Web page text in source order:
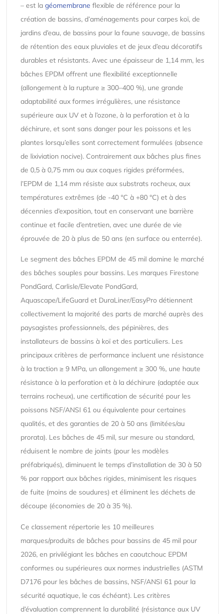
– est la géomembrane flexible de référence pour la
création de bassins, d’aménagements pour carpes koï, de
jardins d’eau, de bassins pour la faune sauvage, de bassins
de rétention des eaux pluviales et de jeux d’eau décoratifs
durables et résistants. Avec une épaisseur de 1,14 mm, les
bâches EPDM offrent une flexibilité exceptionnelle
(allongement à la rupture ≥ 300–400 %), une grande
adaptabilité aux formes irrégulières, une résistance
supérieure aux UV et à l’ozone, à la perforation et à la
déchirure, et sont sans danger pour les poissons et les
plantes lorsqu’elles sont correctement formulées (absence
de lixiviation nocive). Contrairement aux bâches plus fines
de 0,5 à 0,75 mm ou aux coques rigides préformées,
l’EPDM de 1,14 mm résiste aux substrats rocheux, aux
températures extrêmes (de -40 °C à +80 °C) et à des
décennies d’exposition, tout en conservant une barrière
continue et facile d’entretien, avec une durée de vie
éprouvée de 20 à plus de 50 ans (en surface ou enterrée).
Le segment des bâches EPDM de 45 mil domine le marché
des bâches souples pour bassins. Les marques Firestone
PondGard, Carlisle/Elevate PondGard,
Aquascape/LifeGuard et DuraLiner/EasyPro détiennent
collectivement la majorité des parts de marché auprès des
paysagistes professionnels, des pépinières, des
installateurs de bassins à koï et des particuliers. Les
principaux critères de performance incluent une résistance
à la traction ≥ 9 MPa, un allongement ≥ 300 %, une haute
résistance à la perforation et à la déchirure (adaptée aux
terrains rocheux), une certification de sécurité pour les
poissons NSF/ANSI 61 ou équivalente pour certaines
qualités, et des garanties de 20 à 50 ans (limitées/au
prorata). Les bâches de 45 mil, sur mesure ou standard,
réduisent le nombre de joints (pour les modèles
préfabriqués), diminuent le temps d’installation de 30 à 50
% par rapport aux bâches rigides, minimisent les risques
de fuite (moins de soudures) et éliminent les déchets de
découpe (économies de 20 à 35 %).
Ce classement répertorie les 10 meilleures
marques/produits de bâches pour bassins de 45 mil pour
2026, en privilégiant les bâches en caoutchouc EPDM
conformes ou supérieures aux normes industrielles (ASTM
D7176 pour les bâches de bassins, NSF/ANSI 61 pour la
sécurité aquatique, le cas échéant). Les critères
d’évaluation comprennent la durabilité (résistance aux UV